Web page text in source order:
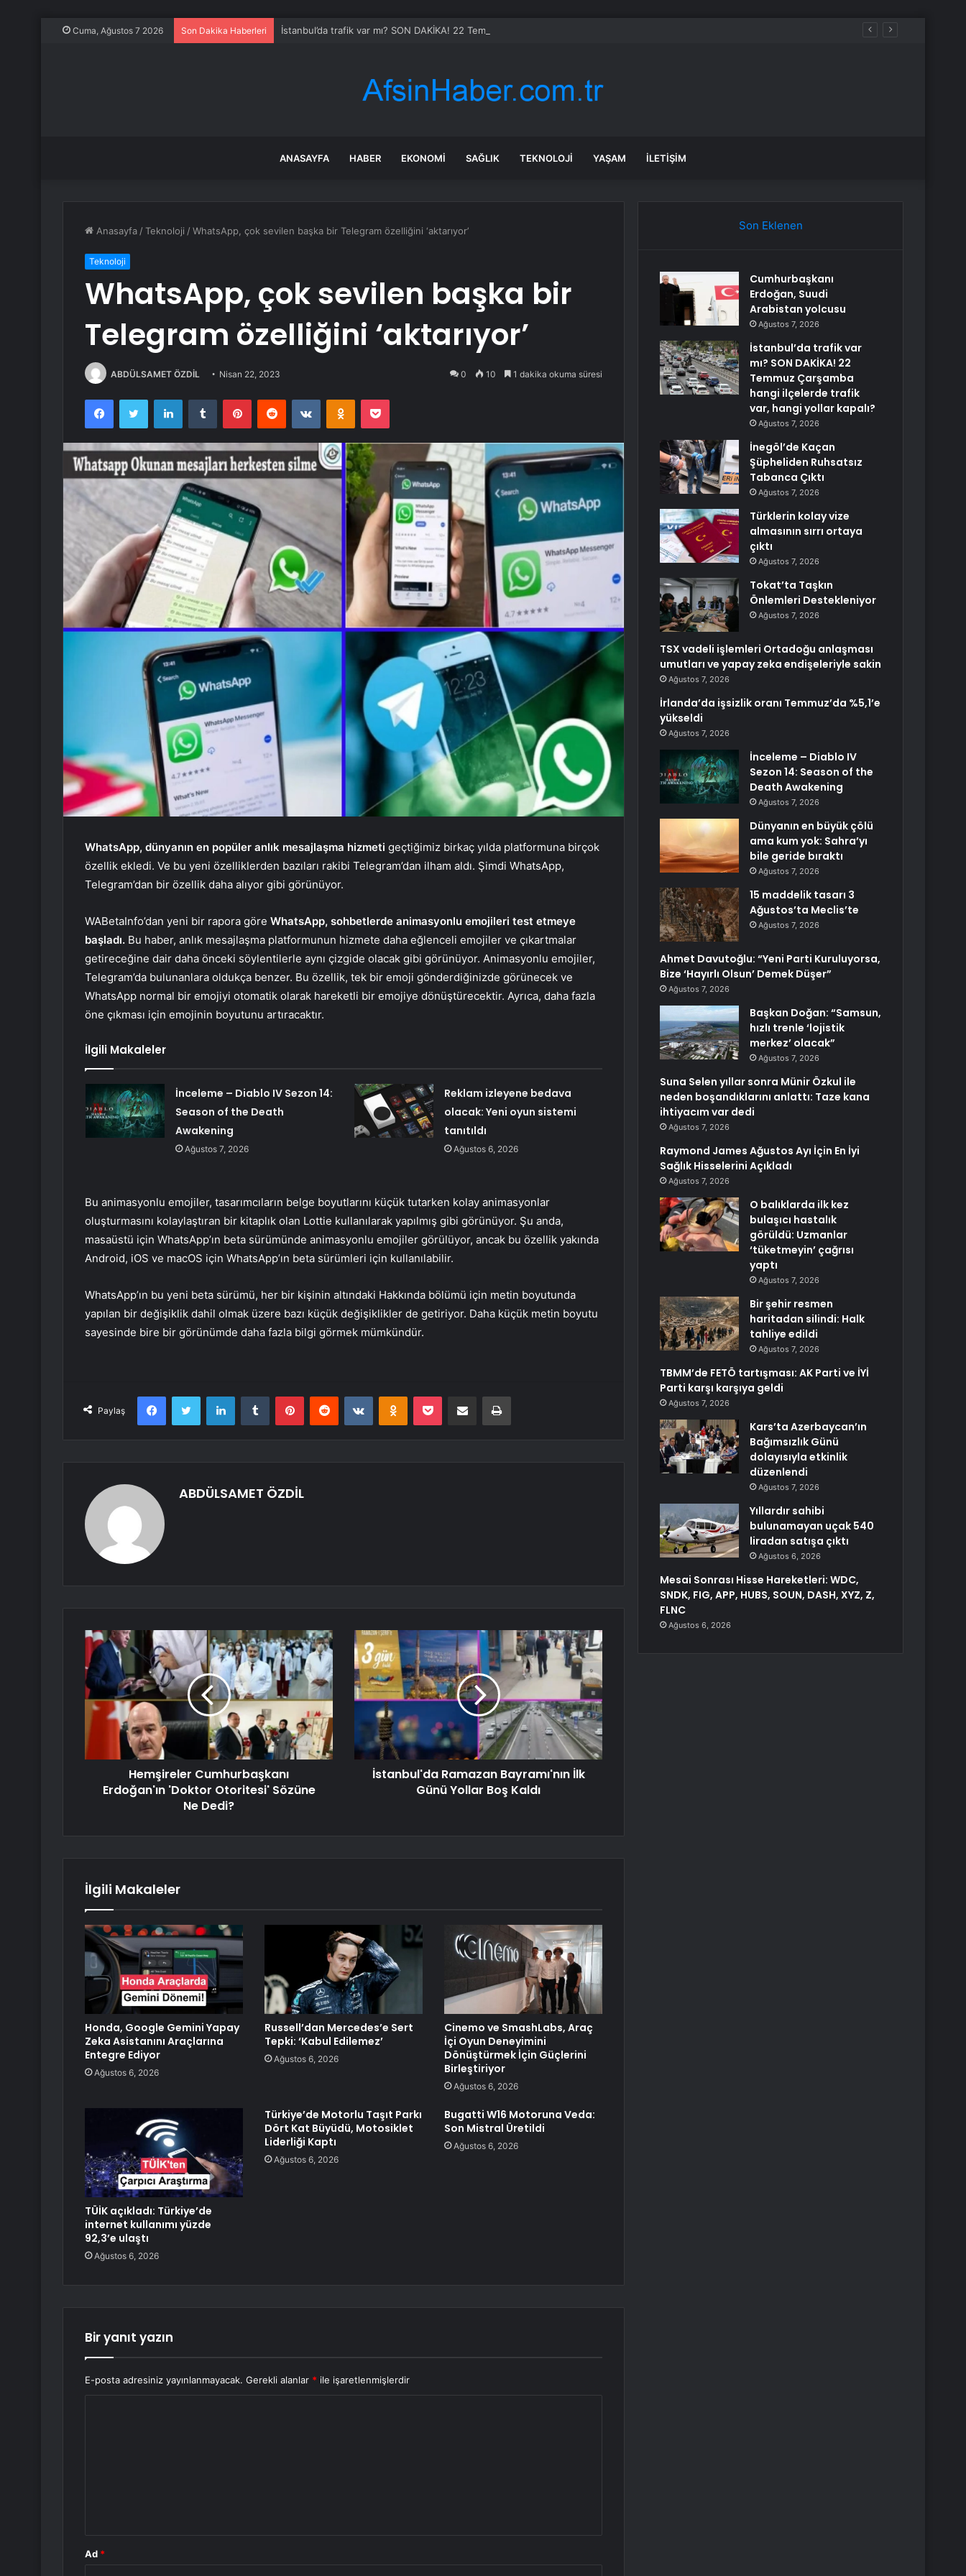
Cuma, Ağustos 7 2026 Son Dakika Haberleri İstanbul’da trafik var mı? SON DAKİKA! 22 Temmuz Çarşamba hangi ilçelerde trafik var, hangi yollar kapalı?
ANASAYFA HABER EKONOMI SAĞLIK TEKNOLOJI YAŞAM İLETIŞIM
Anasayfa /Teknoloji /WhatsApp, çok sevilen başka bir Telegram özelliğini ‘aktarıyor’
Teknoloji
WhatsApp, çok sevilen başka bir
Telegram özelliğini ‘aktarıyor’
ABDÜLSAMET ÖZDİL Nisan 22, 2023 0 10 1 dakika okuma süresi
FacebookTwitter LinkedInTumblr PinterestReddit VKontakteOdnoklassniki
Pocket
WhatsApp, dünyanın en popüler anlık mesajlaşma hizmeti geçtiğimiz birkaç yılda platformuna birçok
özellik ekledi. Ve bu yeni özelliklerden bazıları rakibi Telegram’dan ilham aldı. Şimdi WhatsApp,
Telegram’dan bir özellik daha alıyor gibi görünüyor.
WABetaInfo’dan yeni bir rapora göre WhatsApp, sohbetlerde animasyonlu emojileri test etmeye
başladı. Bu haber, anlık mesajlaşma platformunun hizmete daha eğlenceli emojiler ve çıkartmalar
getireceğine dair daha önceki söylentilerle aynı çizgide olacak gibi görünüyor. Animasyonlu emojiler,
Telegram’da bulunanlara oldukça benzer. Bu özellik, tek bir emoji gönderdiğinizde görünecek ve
WhatsApp normal bir emojiyi otomatik olarak hareketli bir emojiye dönüştürecektir. Ayrıca, daha fazla
öne çıkması için emojinin boyutunu artıracaktır.
İlgili Makaleler
İnceleme – Diablo IV Sezon 14:
Season of the Death
Awakening
Ağustos 7, 2026
Reklam izleyene bedava
olacak: Yeni oyun sistemi
tanıtıldı
Ağustos 6, 2026
Bu animasyonlu emojiler, tasarımcıların belge boyutlarını küçük tutarken kolay animasyonlar
oluşturmasını kolaylaştıran bir kitaplık olan Lottie kullanılarak yapılmış gibi görünüyor. Şu anda,
masaüstü için WhatsApp’ın beta sürümünde animasyonlu emojiler görülüyor, ancak bu özellik yakında
Android, iOS ve macOS için WhatsApp’ın beta sürümleri için kullanılabilir.
WhatsApp’ın bu yeni beta sürümü, her bir kişinin altındaki Hakkında bölümü için metin boyutunda
yapılan bir değişiklik dahil olmak üzere bazı küçük değişiklikler de getiriyor. Daha küçük metin boyutu
sayesinde bire bir görünümde daha fazla bilgi görmek mümkündür.
Paylaş
FacebookTwitter LinkedInTumblr PinterestReddit VKontakteOdnoklassniki
Pocket E-Posta ile paylaş Yazdır
ABDÜLSAMET ÖZDİL
Hemşireler Cumhurbaşkanı
Erdoğan'ın 'Doktor Otoritesi' Sözüne
Ne Dedi?
İstanbul'da Ramazan Bayramı'nın İlk
Günü Yollar Boş Kaldı
İlgili Makaleler
Honda, Google Gemini Yapay
Zeka Asistanını Araçlarına
Entegre Ediyor
Ağustos 6, 2026
Russell’dan Mercedes’e Sert
Tepki: ‘Kabul Edilemez’
Ağustos 6, 2026
Cinemo ve SmashLabs, Araç
İçi Oyun Deneyimini
Dönüştürmek İçin Güçlerini
Birleştiriyor
Ağustos 6, 2026
TÜİK açıkladı: Türkiye’de
internet kullanımı yüzde
92,3’e ulaştı
Ağustos 6, 2026
Türkiye’de Motorlu Taşıt Parkı
Dört Kat Büyüdü, Motosiklet
Liderliği Kaptı
Ağustos 6, 2026
Bugatti W16 Motoruna Veda:
Son Mistral Üretildi
Ağustos 6, 2026
Bir yanıt yazın
E-posta adresiniz yayınlanmayacak. Gerekli alanlar * ile işaretlenmişlerdir
Ad *
Son Eklenen
Cumhurbaşkanı
Erdoğan, Suudi
Arabistan yolcusu
Ağustos 7, 2026
İstanbul’da trafik var
mı? SON DAKİKA! 22
Temmuz Çarşamba
hangi ilçelerde trafik
var, hangi yollar kapalı?
Ağustos 7, 2026
İnegöl’de Kaçan
Şüpheliden Ruhsatsız
Tabanca Çıktı
Ağustos 7, 2026
Türklerin kolay vize
almasının sırrı ortaya
çıktı
Ağustos 7, 2026
Tokat’ta Taşkın
Önlemleri Destekleniyor
Ağustos 7, 2026
TSX vadeli işlemleri Ortadoğu anlaşması
umutları ve yapay zeka endişeleriyle sakin
Ağustos 7, 2026
İrlanda’da işsizlik oranı Temmuz’da %5,1’e
yükseldi
Ağustos 7, 2026
İnceleme – Diablo IV
Sezon 14: Season of the
Death Awakening
Ağustos 7, 2026
Dünyanın en büyük çölü
ama kum yok: Sahra’yı
bile geride bıraktı
Ağustos 7, 2026
15 maddelik tasarı 3
Ağustos’ta Meclis’te
Ağustos 7, 2026
Ahmet Davutoğlu: “Yeni Parti Kuruluyorsa,
Bize ‘Hayırlı Olsun’ Demek Düşer”
Ağustos 7, 2026
Başkan Doğan: “Samsun,
hızlı trenle ‘lojistik
merkez’ olacak”
Ağustos 7, 2026
Suna Selen yıllar sonra Münir Özkul ile
neden boşandıklarını anlattı: Taze kana
ihtiyacım var dedi
Ağustos 7, 2026
Raymond James Ağustos Ayı İçin En İyi
Sağlık Hisselerini Açıkladı
Ağustos 7, 2026
O balıklarda ilk kez
bulaşıcı hastalık
görüldü: Uzmanlar
‘tüketmeyin’ çağrısı
yaptı
Ağustos 7, 2026
Bir şehir resmen
haritadan silindi: Halk
tahliye edildi
Ağustos 7, 2026
TBMM’de FETÖ tartışması: AK Parti ve İYİ
Parti karşı karşıya geldi
Ağustos 7, 2026
Kars’ta Azerbaycan’ın
Bağımsızlık Günü
dolayısıyla etkinlik
düzenlendi
Ağustos 7, 2026
Yıllardır sahibi
bulunamayan uçak 540
liradan satışa çıktı
Ağustos 6, 2026
Mesai Sonrası Hisse Hareketleri: WDC,
SNDK, FIG, APP, HUBS, SOUN, DASH, XYZ, Z,
FLNC
Ağustos 6, 2026